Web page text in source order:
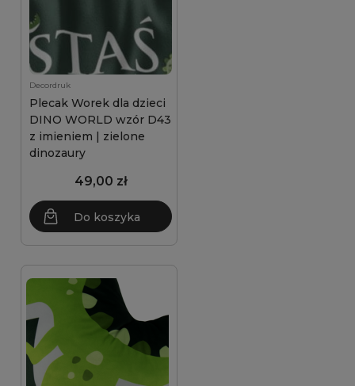
Decordruk
Plecak Worek dla dzieci
DINO WORLD wzór D43
z imieniem | zielone
dinozaury
49,00 zł
Do koszyka